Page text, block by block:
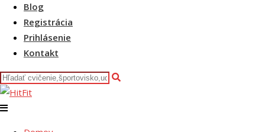
Blog
Registrácia
Prihlásenie
Kontakt